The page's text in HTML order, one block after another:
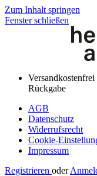
Zum Inhalt springen
Fenster schließen
Rückgabe
AGB
Datenschutz
Widerrufsrecht
Cookie-
Impressum
Registrieren oder